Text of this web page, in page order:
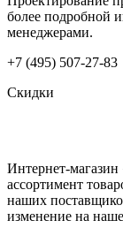
более подробной
менеджерами.
+7 (495) 507-27-83
Скидки
Интернет-
ассортимент
наших
изменение на